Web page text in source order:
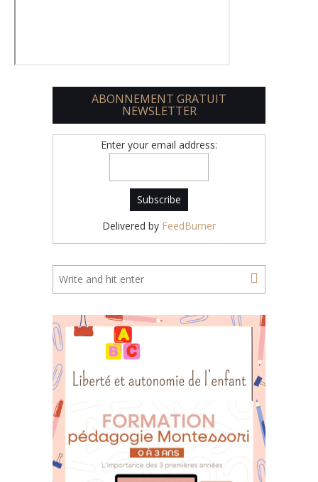
ABONNEMENT GRATUIT
NEWSLETTER
Enter your email address:
Delivered by FeedBurner